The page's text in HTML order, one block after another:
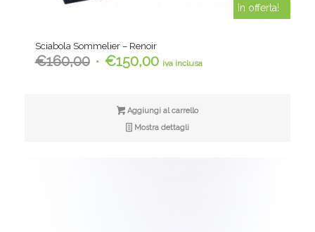
Sciabola Sommelier – Renoir
€160,00 Il
€160,00.
€150,00Il
è:
€150,00.
iva inclusa
In offerta!
Aggiungi al carrello
Mostra dettagli